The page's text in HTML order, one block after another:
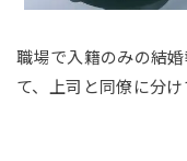
職場で入籍のみの結
て、上司と同僚に分け